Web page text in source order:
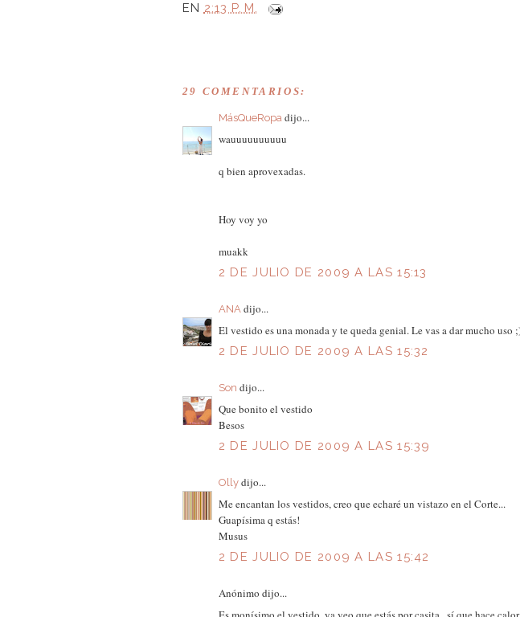
EN 2:13 P. M.
29 COMENTARIOS:
MásQueRopadijo...
wauuuuuuuuuu
q bien aprovexadas.
Hoy voy yo
muakk
2 DE JULIO DE 2009 A LAS 15:13
ANAdijo...
El vestido es una monada y te queda genial. Le vas a dar mucho uso
2 DE JULIO DE 2009 A LAS 15:32
Son dijo...
Que bonito el vestido
Besos
2 DE JULIO DE 2009 A LAS 15:39
Ollydijo...
Me encantan los vestidos, creo que echaré un vistazo en el Corte...
Guapísima q estás!
Musus
2 DE JULIO DE 2009 A LAS 15:42
Anónimo dijo...